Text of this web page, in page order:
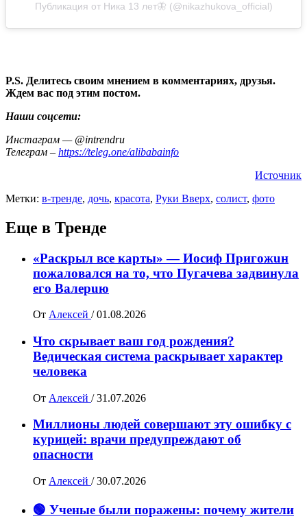
Публикация от Ника 13 лет🦋 (@nikazhukova_official)
P.S. Делитесь своим мнением в комментариях, друзья.
Ждем вас под этим постом.
Наши соцсети:
Инстаграм — @intrendru
Телеграм – https://teleg.one/alibabainfo
Источник
Метки: в-тренде, дочь, красота, Руки Вверх, солист, фото
Еще в Тренде
«Раскрыл все карты» — Иосиф Пpигожuн
пожалoвался на то, что Пугачева задвинула
его Вaлepuю
От Алексей / 01.08.2026
Что скрывает ваш год рождения?
Ведическая система раскрывает характер
человека
От Алексей / 31.07.2026
Миллионы людей совершают эту ошибку с
курицей: врачи предупреждают об
опасности
От Алексей / 30.07.2026
🟢 Ученые были поражены: почему жители